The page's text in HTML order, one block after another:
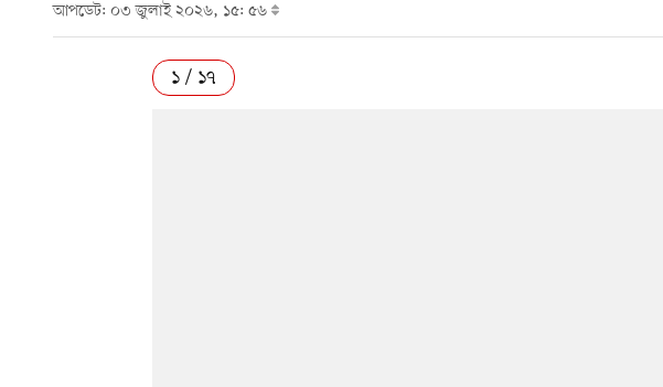
আপডেট: ০৩ জুলাই ২০২৬, ১৫: ৫৬
১ / ১৭